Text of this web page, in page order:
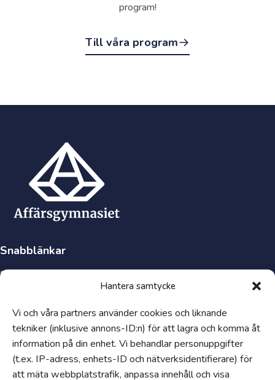
Hantera samtycke
Vi och våra partners använder cookies och liknande
tekniker (inklusive annons-ID:n) för att lagra och komma åt
information på din enhet. Vi behandlar personuppgifter
(t.ex. IP-adress, enhets-ID och nätverksidentifierare) för
att mäta webbplatstrafik, anpassa innehåll och visa
program!
Till våra program
Snabblänkar
Synpunkter och klagomål
Tillgänglighetsredogörelse
Hantering av personuppgifter och cookies
Uppförandekod
Om